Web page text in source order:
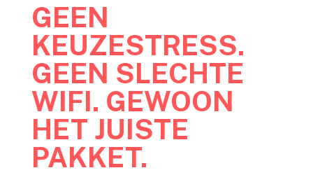
GEEN
KEUZESTRESS.
GEEN SLECHTE
WIFI. GEWOON
HET JUISTE
PAKKET.